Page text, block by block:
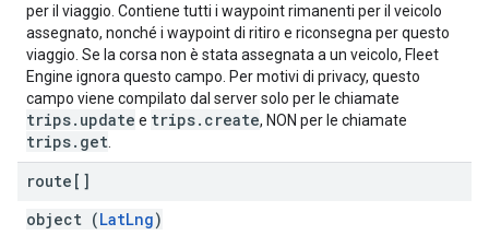
per il viaggio. Contiene tutti i waypoint rimanenti per il veicolo
assegnato, nonché i waypoint di ritiro e riconsegna per questo
viaggio. Se la corsa non è stata assegnata a un veicolo, Fleet
Engine ignora questo campo. Per motivi di privacy, questo
campo viene compilato dal server solo per le chiamate
trips.update e trips.create, NON per le chiamate
trips.get
route[]
object (LatLng)